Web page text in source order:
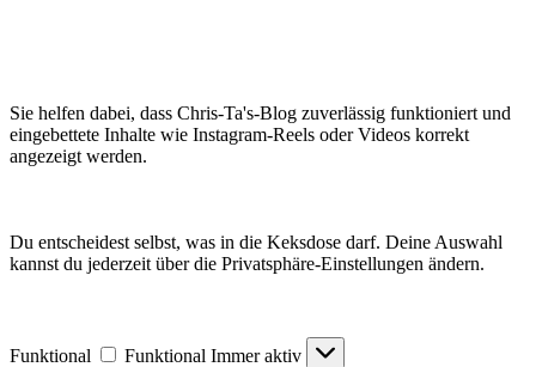
Sie helfen dabei, dass Chris-Ta's-Blog zuverlässig funktioniert und
eingebettete Inhalte wie Instagram-Reels oder Videos korrekt
angezeigt werden.
Du entscheidest selbst, was in die Keksdose darf. Deine Auswahl
kannst du jederzeit über die Privatsphäre-Einstellungen ändern.
Funktional Funktional Immer aktiv